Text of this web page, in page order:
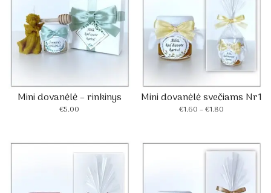
Mini dovanėlė – rinkinys
€5.00
Mini dovanėlė svečiams Nr1
€1.60 –€1.80
through
€1.80